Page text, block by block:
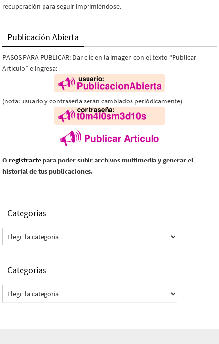
recuperación para seguir imprimiéndose.
Publicación Abierta
PASOS PARA PUBLICAR: Dar clic en la imagen con el texto “Publicar
Artículo” e ingresa:
(nota: usuario y contraseña serán cambiados periódicamente)
O registrarte para poder subir archivos multimedia y generar el
historial de tus publicaciones.
Categorías
Categorías
Categorías
Categorías